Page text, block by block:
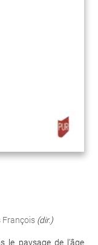
François (dir.)
le paysage de l’âge